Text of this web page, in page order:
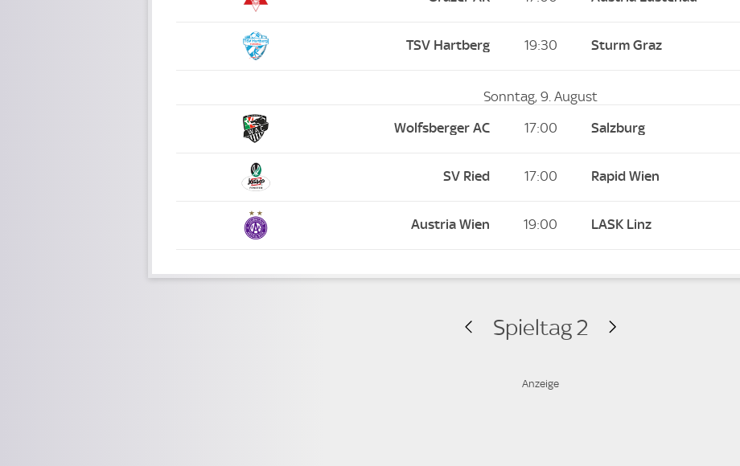
TSV Hartberg 19:30 Sturm Graz
Sonntag, 9. August
Wolfsberger AC
17:00 Salzburg
SV Ried 17:00 Rapid Wien
Austria Wien 19:00 LASK Linz
Spieltag 2